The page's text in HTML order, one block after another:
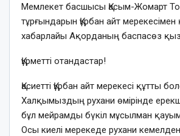
Мемлекет басшысы Қасым-Жомарт
тұрғындарын Құрбан айт
хабарлайы Ақорданың баспасөз
Құрметті отандастар!
Қасиетті Құрбан айт мерекесі құтты
Халқымыздың рухани өмірінде
бұл мейрамды бүкіл мұсылман
Осы киелі мерекеде рухани